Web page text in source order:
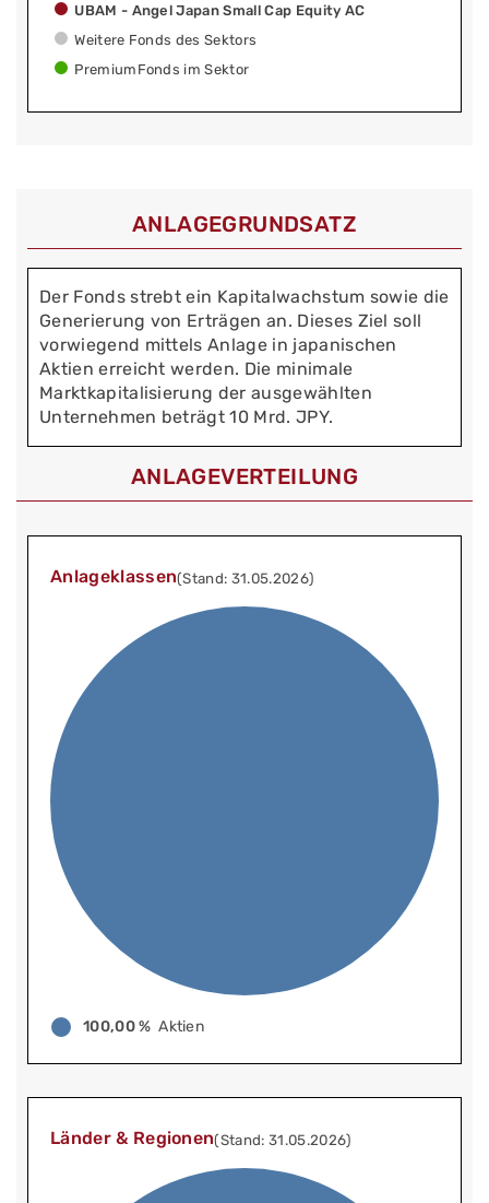
UBAM - Angel Japan Small Cap Equity AC
Weitere Fonds des Sektors
PremiumFonds im Sektor
ANLAGEGRUNDSATZ
Der Fonds strebt ein Kapitalwachstum sowie die
Generierung von Erträgen an. Dieses Ziel soll
vorwiegend mittels Anlage in japanischen
Aktien erreicht werden. Die minimale
Marktkapitalisierung der ausgewählten
Unternehmen beträgt 10 Mrd. JPY.
ANLAGEVERTEILUNG
Anlageklassen(Stand: 31.05.2026)
100,00 % Aktien
Länder & Regionen(Stand: 31.05.2026)